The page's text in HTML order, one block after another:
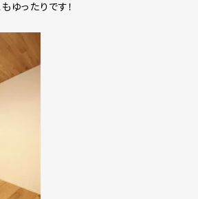
ゆったりです！